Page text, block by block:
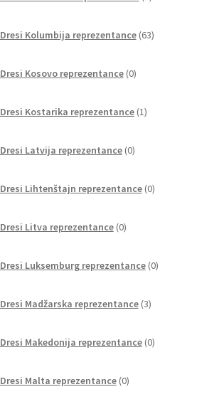
Dresi Kolumbija reprezentance 63izdelkov
Dresi Kosovo reprezentance 0izdelkov
Dresi Kostarika reprezentance 1izdelek
Dresi Latvija reprezentance 0izdelkov
Dresi Lihtenštajn reprezentance 0izdelkov
Dresi Litva reprezentance 0izdelkov
Dresi Luksemburg reprezentance 0izdelkov
Dresi Madžarska reprezentance 3izdelki
Dresi Makedonija reprezentance 0izdelkov
Dresi Malta reprezentance 0izdelkov